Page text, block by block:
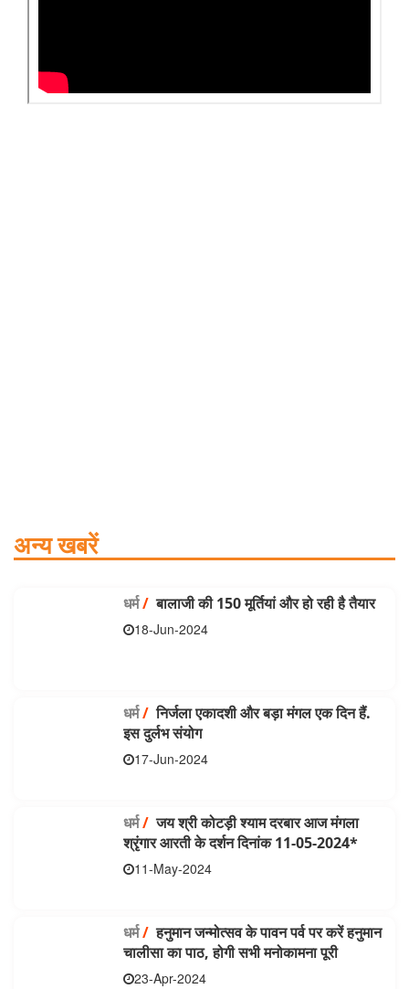
अन्य खबरें
धर्म/ बालाजी की 150 मूर्तियां और हो रही है तैयार
18-Jun-2024
धर्म/निर्जला एकादशी और बड़ा मंगल एक दिन हैं.
इस दुर्लभ संयोग
17-Jun-2024
धर्म/जय श्री कोटड़ी श्याम दरबार आज मंगला
श्रृंगार आरती के दर्शन दिनांक 11-05-2024*
11-May-2024
धर्म/हनुमान जन्मोत्सव के पावन पर्व पर करें हनुमान
चालीसा का पाठ, होगी सभी मनोकामना पूरी
23-Apr-2024